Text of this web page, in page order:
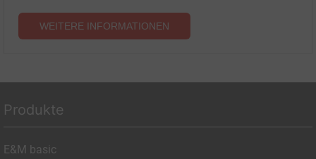
WEITERE INFORMATIONEN
Produkte
E&M basic